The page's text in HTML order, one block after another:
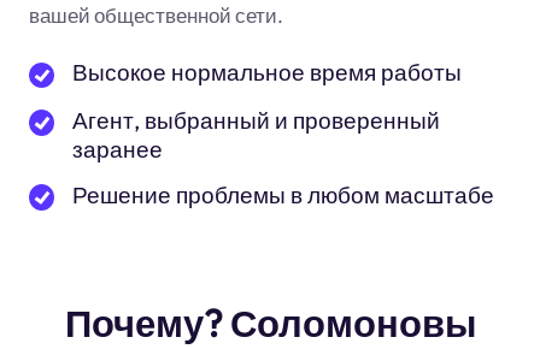
вашей общественной сети.
Высокое нормальное время работы
Агент, выбранный и проверенный
заранее
Решение проблемы в любом масштабе
Почему? Соломоновы